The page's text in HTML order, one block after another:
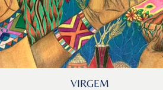
Obrigada SUELY pela inspiração!
Bem-vindo GÉMEOS!
VIRGEM